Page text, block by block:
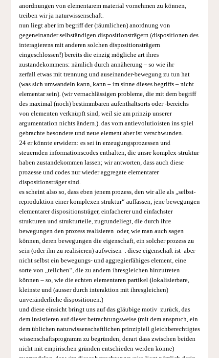
anordnungen von elementarem material vornehmen zu können,
treiben wir ja naturwissenschaft.
nun liegt aber im begriff der (räumlichen) anordnung von
gegeneinander selbständigen dispositionsträgern (dispositionen des
interagierens mit anderen solchen dispositionsträgern
eingeschlossen!) bereits die einzig mögliche art ihres
zustandekommens: nämlich durch annäherung – so wie ihr
zerfall etwas mit trennung und auseinander-bewegung zu tun hat
(was sich umwandeln kann, kann – im sinne dieses begriffs – nicht
elementar sein). (wir vernachlässigen probleme, die mit dem begriff
des maximal (noch) bestimmbaren aufenthaltsorts oder -bereichs
von elementen verknüpft sind, weil sie am prinzip unserer
argumentation nichts ändern.). das vom anti­evolutioisten ins spiel
gebrachte besondere und neue element aber ist verschwunden.
24 er könnte erwidern: es sei in erzeugungsprozessen und
steuernden informationscodes enthalten, die unsre komplex-struktur
haben zustandekommen lassen; wir antworten, dass auch diese
prozesse und codes nur wieder aggregate elementarer
dispositionsträger sind.
es scheint also so, dass eben jenem prozess, den wir alle als „selbst­
reproduktion einer komplexen struktur“ auffassen, jene bewegungen
elementarer dispositionsträger, einfacherer und einfachster
strukturen und strukturteile, zugrundeliegt, die durch ihre
bewegungen den prozess realisieren oder, wie man auch sagen
können, deren bewegungen die eigenschaft, ein solcher prozess zu
sein (oder ihn zu realisieren) aufweisen . diese eigenschaft ist aber
nicht selbst ein bewegungs- und aggregierfähiges element, eine
sorte von „teilchen“, die zu andern ihresgleichen hinzutreten
können – so, wie die echten elementaren partikel (lokalisierbare,
kleinste und (ausser durch interaktion mit ihresglei­chen)
unveränderliche dispositionen.)
und diese einsicht bringt uns auf das gläubige motiv zurück, das
dem insistieren auf dieser betrachtungsweise (mit dem anspruch, ein
dem üblichen naturwissenschaftlichen prinzipiell gleichberechtigtes
wissenschaftsprogramm zu begründen, derart dass zwischen beiden
nicht mit empirischen gründen entschieden werden könne)